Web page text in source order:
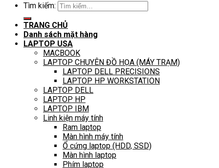
Tìm kiếm:
TRANG CHỦ
Danh sách mặt hàng
LAPTOP USA
MACBOOK
LAPTOP CHUYÊN ĐỒ HỌA (MÁY TRẠM)
LAPTOP DELL PRECISIONS
LAPTOP HP WORKSTATION
LAPTOP DELL
LAPTOP HP
LAPTOP IBM
Linh kiện máy tính
Ram laptop
Màn hình máy tính
Ổ cứng laptop (HDD, SSD)
Màn hình laptop
Phím laptop